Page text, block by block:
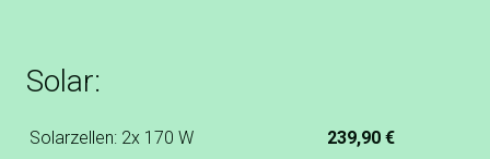
Solar:
Solarzellen: 2x 170 W
239,90 €